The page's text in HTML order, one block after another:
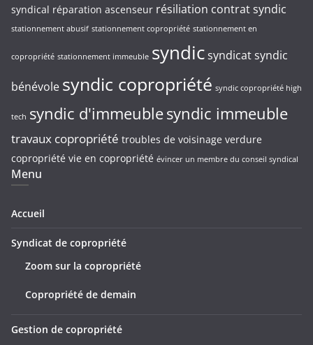
syndical réparation ascenseur résiliation contrat syndic
stationnement abusif stationnement copropriété stationnement en
copropriété stationnement immeuble syndicsyndicatsyndic
bénévole syndic copropriété syndic copropriété high
tech syndic d'immeublesyndic immeuble
travaux copropriété troubles de voisinage verdure
copropriété vie en copropriété évincer un membre du conseil syndical
Menu
Accueil
Syndicat de copropriété
Zoom sur la copropriété
Copropriété de demain
Gestion de copropriété